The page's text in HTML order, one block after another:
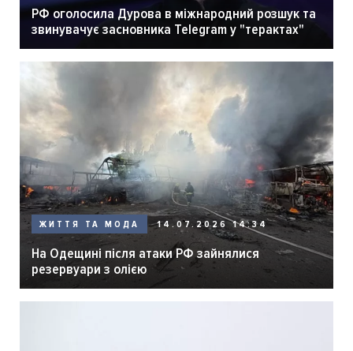
РФ оголосила Дурова в міжнародний розшук та
звинувачує засновника Telegram у "терактах"
ЖИТТЯ ТА МОДА 14.07.2026 14:34
На Одещині після атаки РФ зайнялися
резервуари з олією